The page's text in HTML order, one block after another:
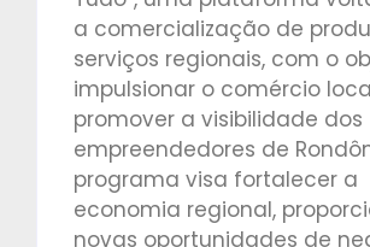
a comercialização de
serviços regionais, com o
impulsionar o comércio
promover a visibilidade dos
empreendedores de
programa visa fortalecer a
economia regional,
novas oportunidades de